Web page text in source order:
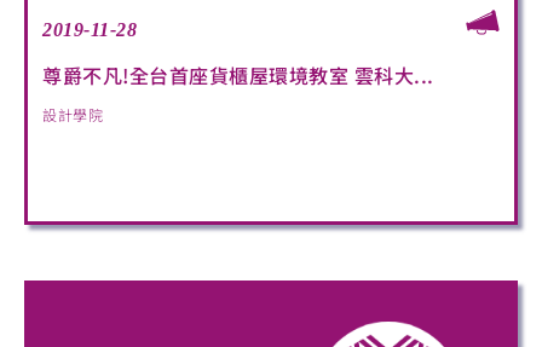
2019-11-28
尊爵不凡!全台首座貨櫃屋環境教室 雲科大...
設計學院